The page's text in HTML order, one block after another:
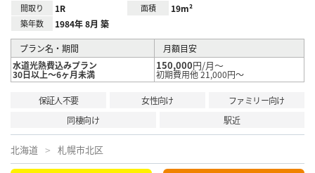
間取り 1R 面積 19m²
築年数 1984年 8月 築
プラン名・期間
月額目安
水道光熱費込みプラン
30日以上～6ヶ月未満
150,000円/月～
初期費用他 21,000円～
保証人不要 女性向け
ファミリー向け
同棲向け
駅近
北海道 札幌市北区